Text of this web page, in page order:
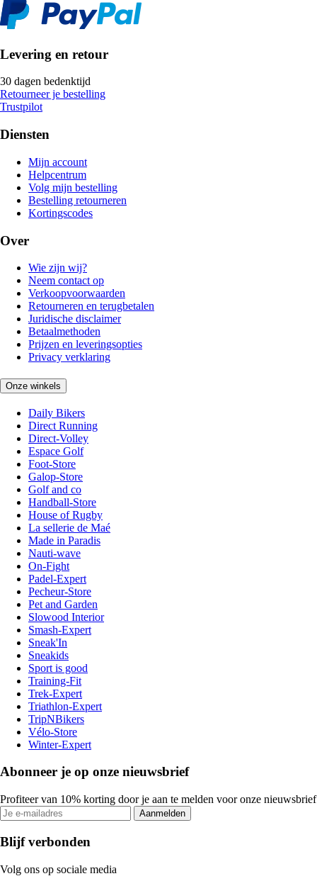
Levering en retour
30 dagen bedenktijd
Retourneer je bestelling
Trustpilot
Diensten
Mijn account
Helpcentrum
Volg mijn bestelling
Bestelling retourneren
Kortingscodes
Over
Wie zijn wij?
Neem contact op
Verkoopvoorwaarden
Retourneren en terugbetalen
Juridische disclaimer
Betaalmethoden
Prijzen en leveringsopties
Privacy verklaring
Onze winkels
Daily Bikers
Direct Running
Direct-Volley
Espace Golf
Foot-Store
Galop-Store
Golf and co
Handball-Store
House of Rugby
La sellerie de Maé
Made in Paradis
Nauti-wave
On-Fight
Padel-Expert
Pecheur-Store
Pet and Garden
Slowood Interior
Smash-Expert
Sneak'In
Sneakids
Sport is good
Training-Fit
Trek-Expert
Triathlon-Expert
TripNBikers
Vélo-Store
Winter-Expert
Abonneer je op onze nieuwsbrief
Profiteer van 10% korting door je aan te melden voor onze nieuwsbrief
Aanmelden
Blijf verbonden
Volg ons op sociale media